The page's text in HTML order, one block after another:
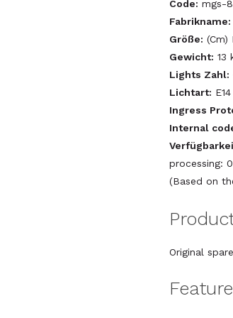
Code: mgs-
Fabrikname:
Größe: (Cm)
Gewicht: 13
Lights Zahl:
Lichtart: E14
Ingress
Internal
processing:
(Based on
Original